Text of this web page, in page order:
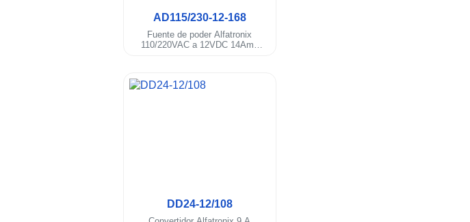
AD115/230-12-168
Fuente de poder Alfatronix
110/220VAC a 12VDC 14Amp
DD24-12/108